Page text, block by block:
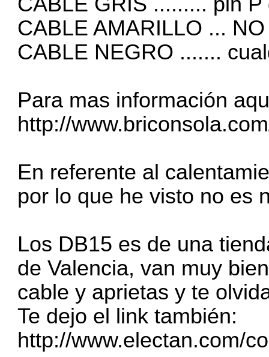
CABLE AMARILLO ...
CABLE NEGRO .......
Para mas información
http://
En referente al
por lo que he visto no es
Los DB15 es de una
de Valencia, van muy
cable y aprietas y te
Te dejo el link también:
http://www.electan.com/